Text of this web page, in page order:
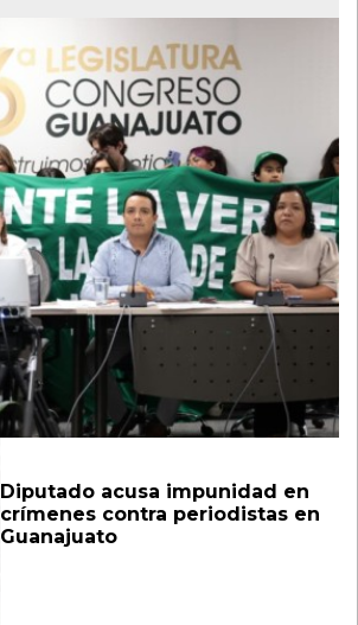
Diputado acusa impunidad en
crímenes contra periodistas en
Guanajuato